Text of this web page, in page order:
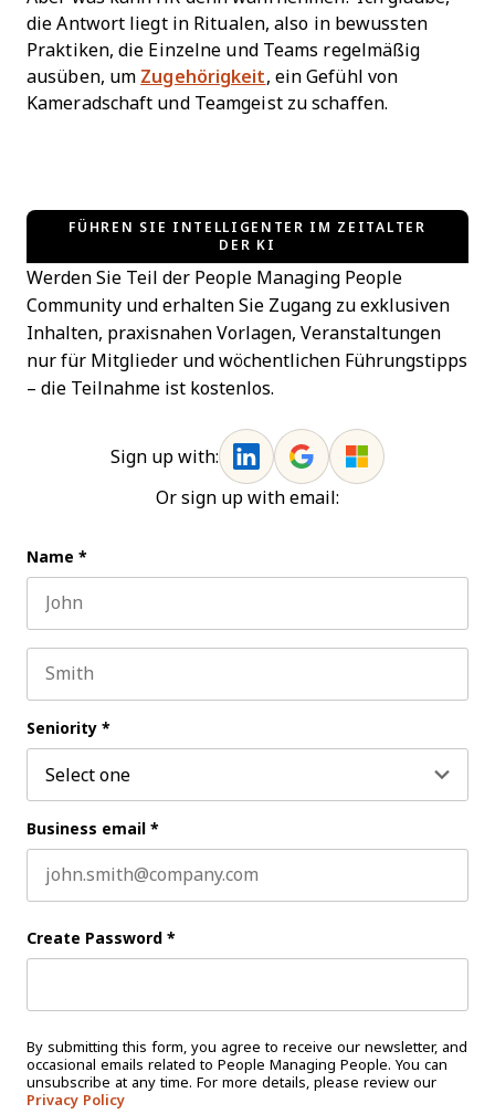
die Antwort liegt in Ritualen, also in bewussten
Praktiken, die Einzelne und Teams regelmäßig
ausüben, um Zugehörigkeit, ein Gefühl von
Kameradschaft und Teamgeist zu schaffen.
FÜHREN SIE INTELLIGENTER IM ZEITALTER
DER KI
Werden Sie Teil der People Managing People
Community und erhalten Sie Zugang zu exklusiven
Inhalten, praxisnahen Vorlagen, Veranstaltungen
nur für Mitglieder und wöchentlichen Führungstipps
– die Teilnahme ist kostenlos.
Sign up with:
Or sign up with email:
Name *
Seniority *
Business email *
Create Password *
By submitting this form, you agree to receive our newsletter, and
occasional emails related to People Managing People. You can
unsubscribe at any time. For more details, please review our
Privacy Policy